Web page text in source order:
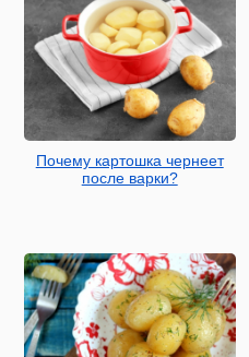
Почему картошка чернеет
после варки?